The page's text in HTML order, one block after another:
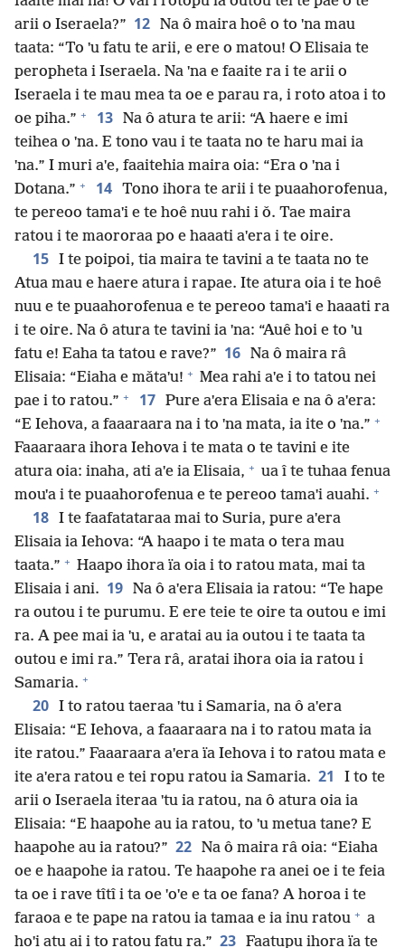
arii o Iseraela?” 12 Na ô maira hoê o to ˈna mau
taata: “To ˈu fatu te arii, e ere o matou! O Elisaia te
peropheta i Iseraela. Na ˈna e faaite ra i te arii o
Iseraela i te mau mea ta oe e parau ra, i roto atoa i to
oe piha.” + 13 Na ô atura te arii: “A haere e imi
teihea o ˈna. E tono vau i te taata no te haru mai ia
ˈna.” I muri aˈe, faaitehia maira oia: “Era o ˈna i
Dotana.” + 14 Tono ihora te arii i te puaahorofenua,
te pereoo tamaˈi e te hoê nuu rahi i ǒ. Tae maira
ratou i te maororaa po e haaati aˈera i te oire.
15 I te poipoi, tia maira te tavini a te taata no te
Atua mau e haere atura i rapae. Ite atura oia i te hoê
nuu e te puaahorofenua e te pereoo tamaˈi e haaati ra
i te oire. Na ô atura te tavini ia ˈna: “Auê hoi e to ˈu
fatu e! Eaha ta tatou e rave?” 16 Na ô maira râ
Elisaia: “Eiaha e mǎtaˈu! + Mea rahi aˈe i to tatou nei
pae i to ratou.” + 17 Pure aˈera Elisaia e na ô aˈera:
“E Iehova, a faaaraara na i to ˈna mata, ia ite o ˈna.” +
Faaaraara ihora Iehova i te mata o te tavini e ite
atura oia: inaha, ati aˈe ia Elisaia, + ua î te tuhaa fenua
mouˈa i te puaahorofenua e te pereoo tamaˈi auahi. +
18 I te faafatataraa mai to Suria, pure aˈera
Elisaia ia Iehova: “A haapo i te mata o tera mau
taata.” + Haapo ihora ïa oia i to ratou mata, mai ta
Elisaia i ani. 19 Na ô aˈera Elisaia ia ratou: “Te hape
ra outou i te purumu. E ere teie te oire ta outou e imi
ra. A pee mai ia ˈu, e aratai au ia outou i te taata ta
outou e imi ra.” Tera râ, aratai ihora oia ia ratou i
Samaria. +
20 I to ratou taeraa ˈtu i Samaria, na ô aˈera
Elisaia: “E Iehova, a faaaraara na i to ratou mata ia
ite ratou.” Faaaraara aˈera ïa Iehova i to ratou mata e
ite aˈera ratou e tei ropu ratou ia Samaria. 21
I to te
arii o Iseraela iteraa ˈtu ia ratou, na ô atura oia ia
Elisaia: “E haapohe au ia ratou, to ˈu metua tane? E
haapohe au ia ratou?” 22 Na ô maira râ oia: “Eiaha
oe e haapohe ia ratou. Te haapohe ra anei oe i te feia
ta oe i rave tîtî i ta oe ˈoˈe e ta oe fana? A horoa i te
faraoa e te pape na ratou ia tamaa e ia inu ratou + a
hoˈi atu ai i to ratou fatu ra.” 23 Faatupu ihora ïa te